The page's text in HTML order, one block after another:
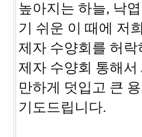
높아지는 하늘, 낙
기 쉬운 이 때에 저
제자 수양회를 허
제자 수양회 통해
만하게 덧입고 큰
기도드립니다.